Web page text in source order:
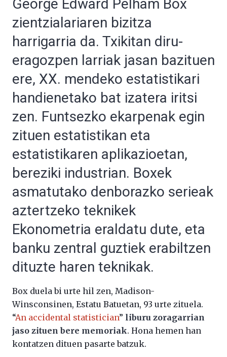
George Edward Pelham Box
zientzialariaren bizitza
harrigarria da. Txikitan diru-
eragozpen larriak jasan bazituen
ere, XX. mendeko estatistikari
handienetako bat izatera iritsi
zen. Funtsezko ekarpenak egin
zituen estatistikan eta
estatistikaren aplikazioetan,
bereziki industrian. Boxek
asmatutako denborazko serieak
aztertzeko teknikek
Ekonometria eraldatu dute, eta
banku zentral guztiek erabiltzen
dituzte haren teknikak.
Box duela bi urte hil zen, Madison-
Winsconsinen, Estatu Batuetan, 93 urte zituela.
“An accidental statistician” liburu zoragarrian
jaso zituen bere memoriak. Hona hemen han
kontatzen dituen pasarte batzuk.